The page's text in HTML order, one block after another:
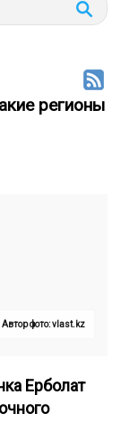
регионы
Автор фото: vlast.kz
Ерболат